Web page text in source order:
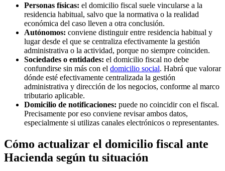
Personas físicas: el domicilio fiscal suele vincularse a la
residencia habitual, salvo que la normativa o la realidad
económica del caso lleven a otra conclusión.
Autónomos: conviene distinguir entre residencia habitual y
lugar desde el que se centraliza efectivamente la gestión
administrativa o la actividad, porque no siempre coinciden.
Sociedades o entidades: el domicilio fiscal no debe
confundirse sin más con el domicilio social. Habrá que valorar
dónde esté efectivamente centralizada la gestión
administrativa y dirección de los negocios, conforme al marco
tributario aplicable.
Domicilio de notificaciones: puede no coincidir con el fiscal.
Precisamente por eso conviene revisar ambos datos,
especialmente si utilizas canales electrónicos o representantes.
Cómo actualizar el domicilio fiscal ante
Hacienda según tu situación